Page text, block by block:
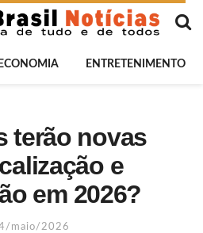
ECONOMIA ENTRETENIMENTO
terão novas
e
em 2026?
maio/2026